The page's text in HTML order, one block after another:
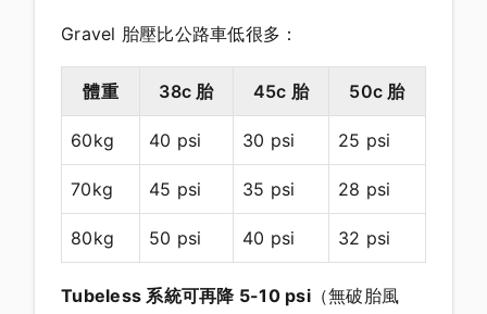
Gravel 胎壓比公路車低很多：
體重 38c 胎 45c 胎 50c 胎
60kg 40 psi 30 psi 25 psi
70kg 45 psi 35 psi 28 psi
80kg 50 psi 40 psi 32 psi
Tubeless 系統可再降 5-10 psi（無破胎風